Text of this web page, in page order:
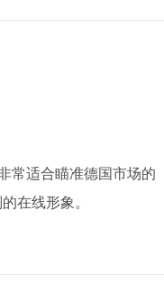
常适合瞄准德国市场的
在线形象。